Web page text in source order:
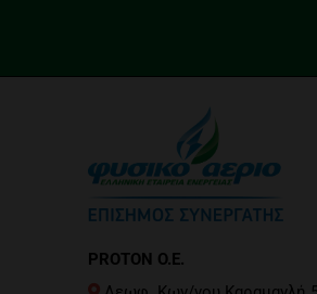
PROTON O.E.